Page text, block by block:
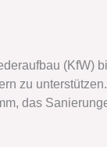
(KfW)
zu
das